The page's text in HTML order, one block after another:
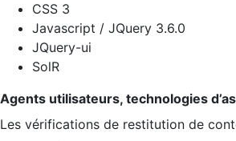
CSS 3
Javascript / JQuery 3.6.0
JQuery-ui
SolR
Agents utilisateurs, technologies
Les vérifications de restitution de